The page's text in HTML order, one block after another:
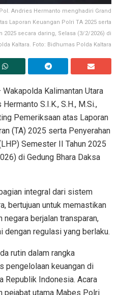
Andries Hermanto menghadiri Grand
Laporan Keuangan Polri TA 2025 serta
2025 secara daring, Selasa (3/2/2026) di
Kaltara. Foto: Bidhumas Polda Kaltara
Wakapolda Kalimantan Utara
S.I.K., S.H., M.Si.,
Pemeriksaan atas Laporan
(TA) 2025 serta Penyerahan
Semester II Tahun 2025
di Gedung Bhara Daksa
integral dari sistem
bertujuan untuk memastikan
negara berjalan transparan,
regulasi yang berlaku.
rutin dalam rangka
pengelolaan keuangan di
Republik Indonesia. Acara
pejabat utama Mabes Polri